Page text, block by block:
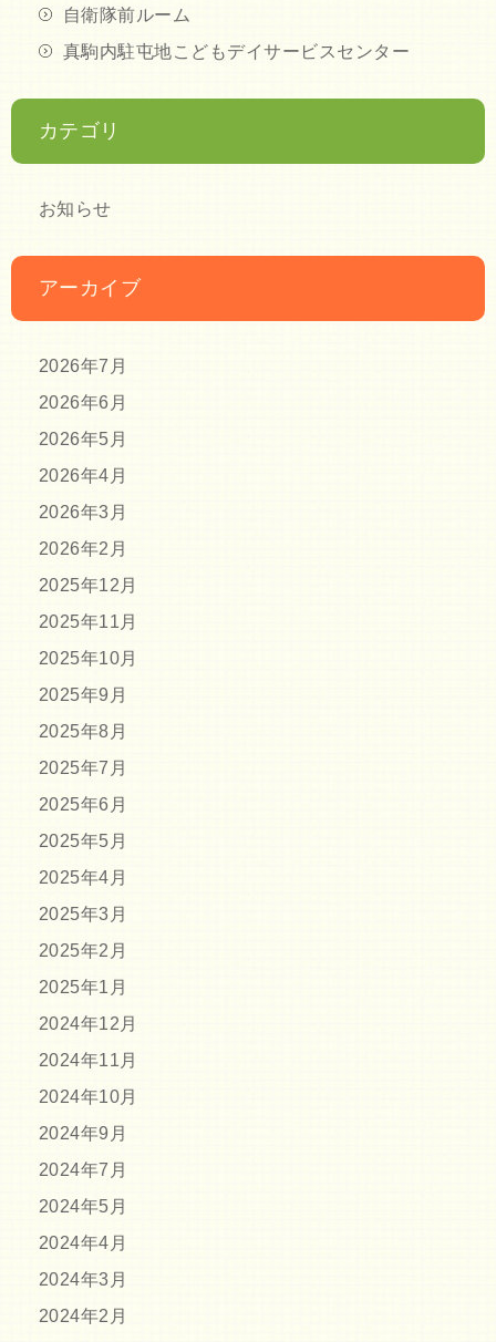
自衛隊前ルーム
真駒内駐屯地こどもデイサービスセンター
カテゴリ
お知らせ
アーカイブ
2026年7月
2026年6月
2026年5月
2026年4月
2026年3月
2026年2月
2025年12月
2025年11月
2025年10月
2025年9月
2025年8月
2025年7月
2025年6月
2025年5月
2025年4月
2025年3月
2025年2月
2025年1月
2024年12月
2024年11月
2024年10月
2024年9月
2024年7月
2024年5月
2024年4月
2024年3月
2024年2月